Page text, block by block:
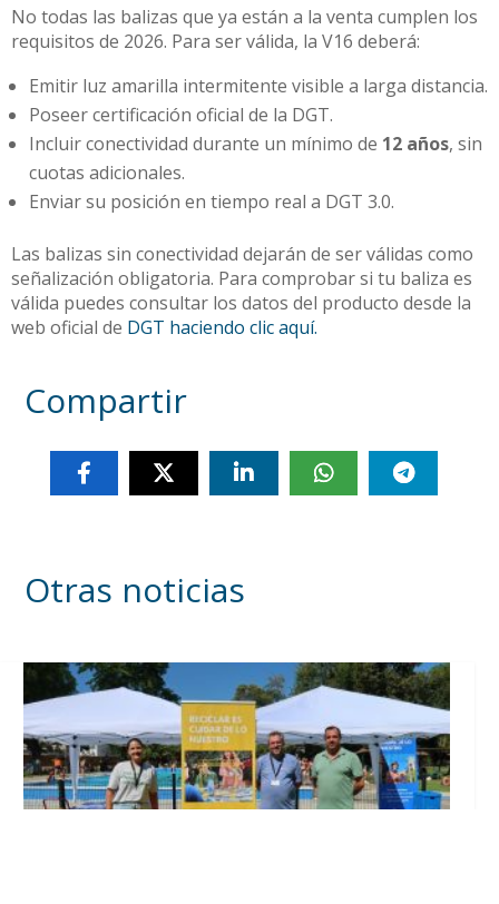
No todas las balizas que ya están a la venta cumplen los
requisitos de 2026. Para ser válida, la V16 deberá:
Emitir luz amarilla intermitente visible a larga distancia.
Poseer certificación oficial de la DGT.
Incluir conectividad durante un mínimo de 12 años, sin
cuotas adicionales.
Enviar su posición en tiempo real a DGT 3.0.
Las balizas sin conectividad dejarán de ser válidas como
señalización obligatoria. Para comprobar si tu baliza es
válida puedes consultar los datos del producto desde la
web oficial de DGT haciendo clic aquí.
Compartir
Otras noticias